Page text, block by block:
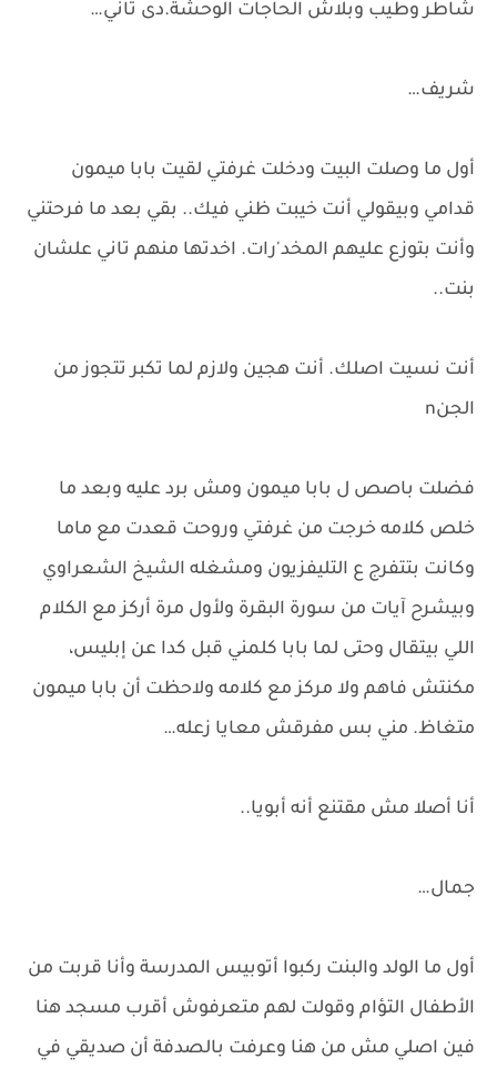
شاطر وطيب وبلاش الحاجات الوحشة.دى تاني…
شريف…
أول ما وصلت البيت ودخلت غرفتي لقيت بابا ميمون
قدامي وبيقولي أنت خيبت ظني فيك.. بقي بعد ما فرحتني
وأنت بتوزع عليهم المخد'رات. اخدتها منهم تاني علشان
بنت..
أنت نسيت اصلك. أنت هجين ولازم لما تكبر تتجوز من
الجنn
فضلت باصص ل بابا ميمون ومش برد عليه وبعد ما
خلص كلامه خرجت من غرفتي وروحت قعدت مع ماما
وكانت بتتفرج ع التليفزيون ومشغله الشيخ الشعراوي
وبيشرح آيات من سورة البقرة ولأول مرة أركز مع الكلام
اللي بيتقال وحتى لما بابا كلمني قبل كدا عن إبليس،
مكنتش فاهم ولا مركز مع كلامه ولاحظت أن بابا ميمون
متغاظ. مني بس مفرقش معايا زعله…
أنا أصلا مش مقتنع أنه أبويا..
جمال…
أول ما الولد والبنت ركبوا أتوبيس المدرسة وأنا قربت من
الأطفال التؤام وقولت لهم متعرفوش أقرب مسجد هنا
فين اصلي مش من هنا وعرفت بالصدفة أن صديقي في